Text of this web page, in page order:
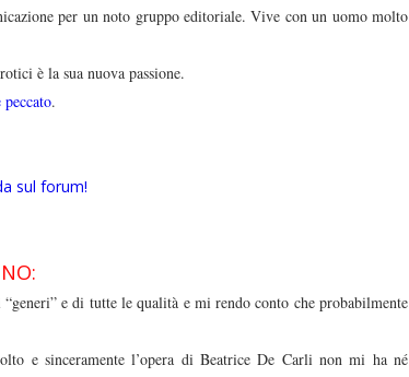
per un noto gruppo editoriale. Vive con un uomo molto
è la sua nuova passione.
.
sul forum!
e di tutte le qualità e mi rendo conto che probabilmente
e sinceramente l’opera di Beatrice De Carli non mi ha né